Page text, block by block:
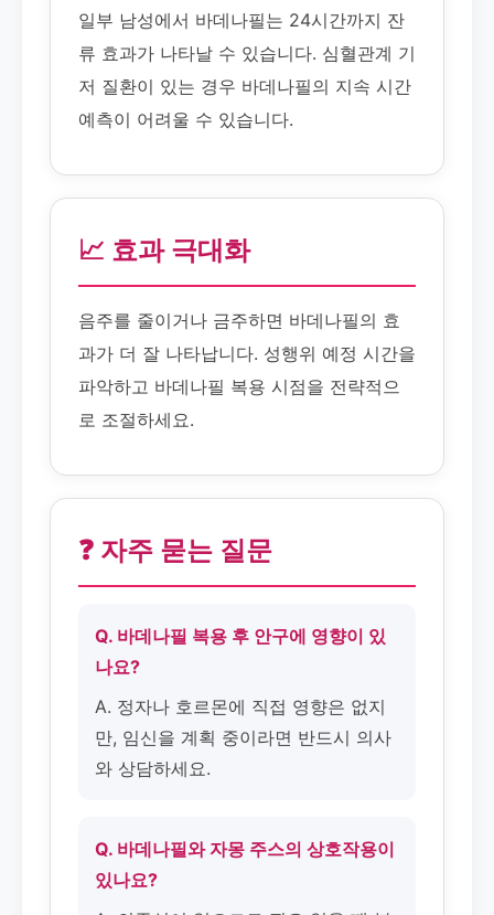
일부 남성에서 바데나필는 24시간까지 잔
류 효과가 나타날 수 있습니다. 심혈관계 기
저 질환이 있는 경우 바데나필의 지속 시간
예측이 어려울 수 있습니다.
📈 효과 극대화
음주를 줄이거나 금주하면 바데나필의 효
과가 더 잘 나타납니다. 성행위 예정 시간을
파악하고 바데나필 복용 시점을 전략적으
로 조절하세요.
❓ 자주 묻는 질문
Q. 바데나필 복용 후 안구에 영향이 있
나요?
A. 정자나 호르몬에 직접 영향은 없지
만, 임신을 계획 중이라면 반드시 의사
와 상담하세요.
Q. 바데나필와 자몽 주스의 상호작용이
있나요?